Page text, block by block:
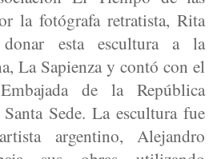
la fotógrafa retratista, Rita
donar esta escultura a la
La Sapienza y contó con el
de la República
Sede. La escultura fue
argentino, Alejandro